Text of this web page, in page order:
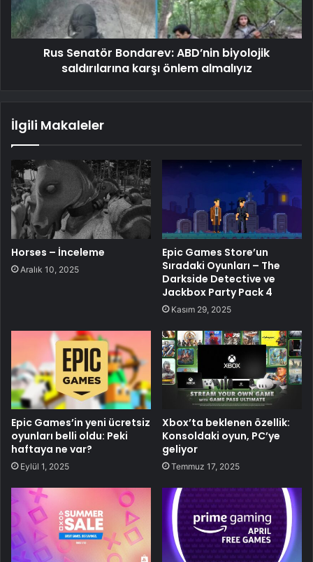
Rus Senatör Bondarev: ABD’nin biyolojik
saldırılarına karşı önlem almalıyız
İlgili Makaleler
Horses – İnceleme
Aralık 10, 2025
Epic Games Store’un
Sıradaki Oyunları – The
Darkside Detective ve
Jackbox Party Pack 4
Kasım 29, 2025
Epic Games’in yeni ücretsiz
oyunları belli oldu: Peki
haftaya ne var?
Eylül 1, 2025
Xbox’ta beklenen özellik:
Konsoldaki oyun, PC’ye
geliyor
Temmuz 17, 2025